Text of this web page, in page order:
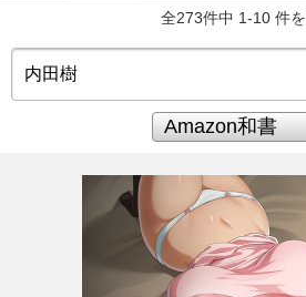
全273件中 1-10 件